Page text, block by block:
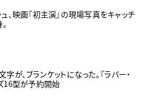
ュ、映画『初主演』の現場写真をキャッチ
が、ブランケットになった。『ラバー・
16型が予約開始